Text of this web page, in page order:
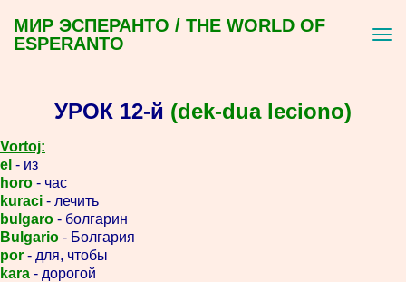
МИР ЭСПЕРАНТО / THE WORLD OF
ESPERANTO
УРОК 12-й (dek-dua leciono)
Vortoj:
el - из
horo - час
kuraci - лечить
bulgaro - болгарин
Bulgario - Болгария
por - для, чтобы
kara - дорогой